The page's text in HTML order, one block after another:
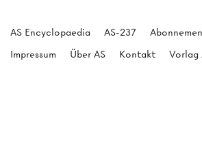
AS Encyclopaedia AS-237
Impressum
Über AS Kontakt Vorlag